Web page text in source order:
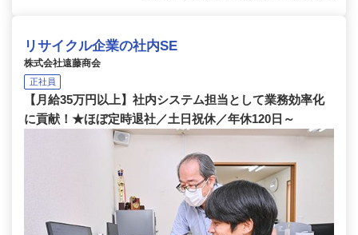
リサイクル企業の社内SE
株式会社遠藤商会
正社員
【月給35万円以上】社内システム担当として業務効率化
に貢献！★ほぼ定時退社／土日祝休／年休120日～